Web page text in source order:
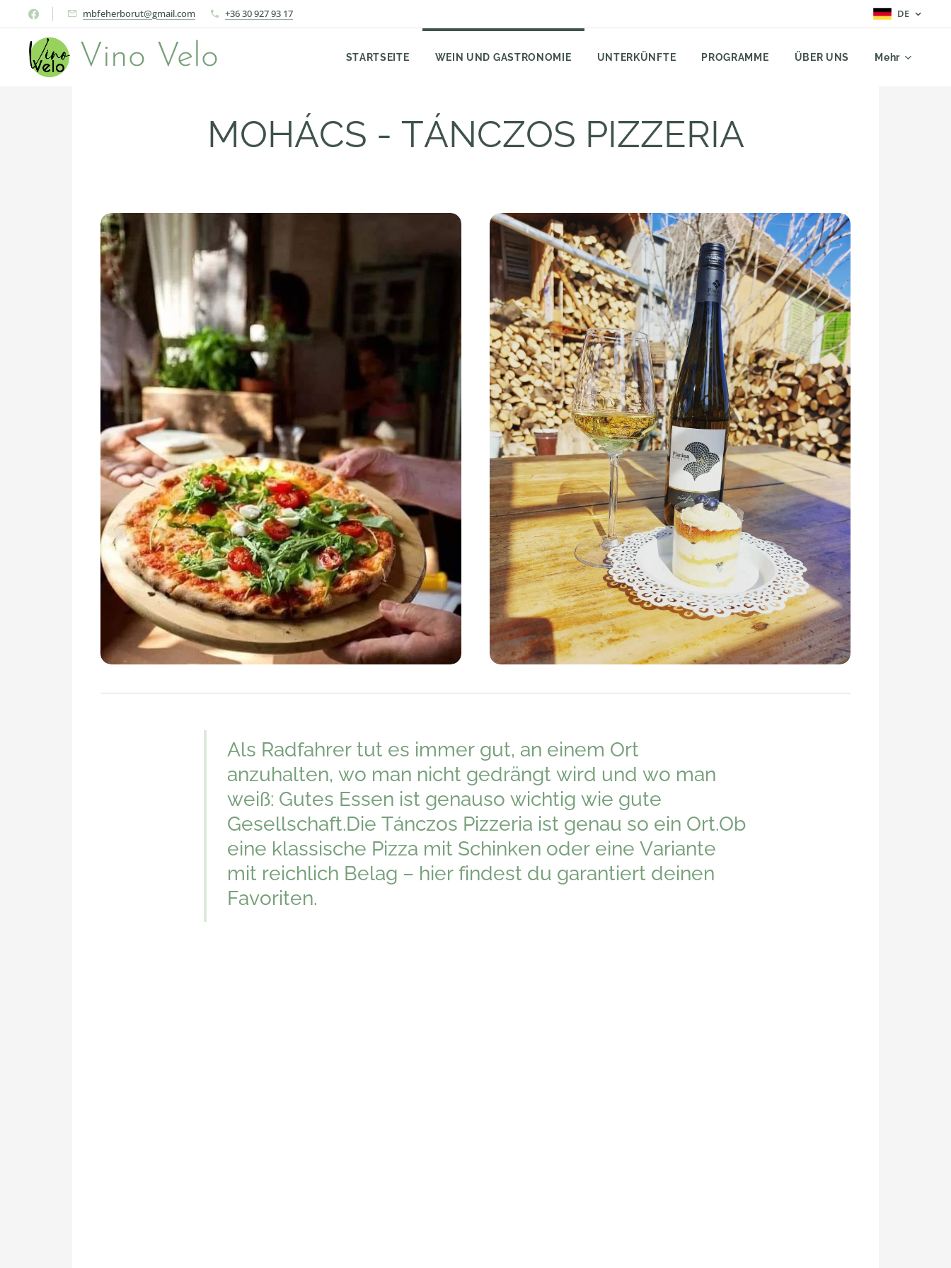
mbfeherborut@gmail.com +36 30 927 93 17 DE
Vino Velo STARTSEITE WEIN UND GASTRONOMIE UNTERKÜNFTE PROGRAMME ÜBER UNS Mehr
MOHÁCS - TÁNCZOS PIZZERIA
Als Radfahrer tut es immer gut, an einem Ort
anzuhalten, wo man nicht gedrängt wird und wo man
weiß: Gutes Essen ist genauso wichtig wie gute
Gesellschaft.Die Tánczos Pizzeria ist genau so ein Ort.Ob
eine klassische Pizza mit Schinken oder eine Variante
mit reichlich Belag – hier findest du garantiert deinen
Favoriten.